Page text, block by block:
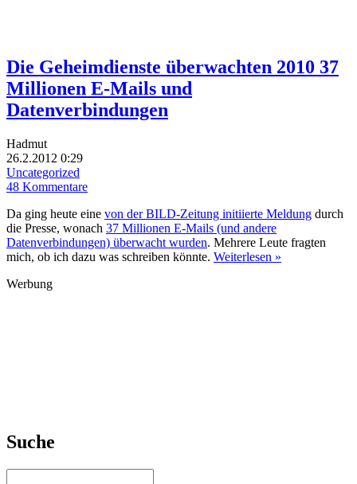
Die Geheimdienste überwachten 2010 37
Millionen E-Mails und
Datenverbindungen
Hadmut
26.2.2012 0:29
Uncategorized
48 Kommentare
Da ging heute eine von der BILD-Zeitung initiierte Meldung durch
die Presse, wonach 37 Millionen E-Mails (und andere
Datenverbindungen) überwacht wurden. Mehrere Leute fragten
mich, ob ich dazu was schreiben könnte. Weiterlesen »
Werbung
Suche